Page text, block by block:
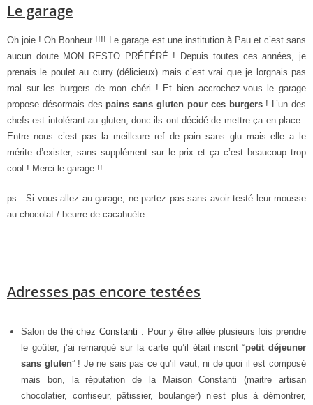
Le garage
Oh joie ! Oh Bonheur !!!! Le garage est une institution à Pau et c’est sans
aucun doute MON RESTO PRÉFÉRÉ ! Depuis toutes ces années, je
prenais le poulet au curry (délicieux) mais c’est vrai que je lorgnais pas
mal sur les burgers de mon chéri ! Et bien accrochez-vous le garage
propose désormais des pains sans gluten pour ces burgers! L’un des
chefs est intolérant au gluten, donc ils ont décidé de mettre ça en place.
Entre nous c’est pas la meilleure ref de pain sans glu mais elle a le
mérite d’exister, sans supplément sur le prix et ça c’est beaucoup trop
cool ! Merci le garage !!
ps : Si vous allez au garage, ne partez pas sans avoir testé leur mousse
au chocolat / beurre de cacahuète …
Adresses pas encore testées
Salon de théchez Constanti : Pour y être allée plusieurs fois prendre
le goûter, j’ai remarqué sur la carte qu’il était inscrit “petit déjeuner
sans gluten” ! Je ne sais pas ce qu’il vaut, ni de quoi il est composé
mais bon, la réputation de la Maison Constanti (maitre artisan
chocolatier, confiseur, pâtissier, boulanger) n’est plus à démontrer,